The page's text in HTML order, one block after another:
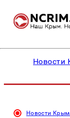
Новости
Новости